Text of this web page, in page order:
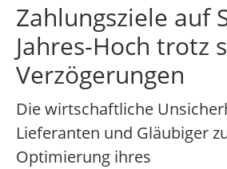
Zahlungsziele auf
Jahres-Hoch trotz
Verzögerungen
Die wirtschaftliche
Lieferanten und Gläubiger
Optimierung ihres